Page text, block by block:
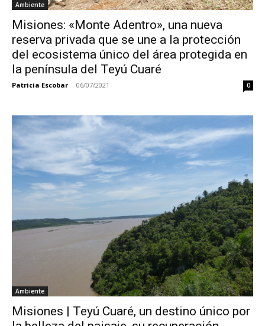
Ambiente
Misiones: «Monte Adentro», una nueva
reserva privada que se une a la protección
del ecosistema único del área protegida en
la península del Teyú Cuaré
Patricia Escobar - 06/07/2021 0
Ambiente
Misiones | Teyú Cuaré, un destino único por